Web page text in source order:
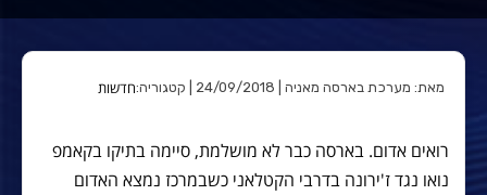
מאת: מערכת בארסה מאניה | 24/09/2018 | קטגוריה: חדשות
רואים אדום. בארסה כבר לא מושלמת, סיימה בתיקו בקאמפ
נואו נגד ז'ירונה בדרבי הקטלאני כשבמרכז נמצא האדום